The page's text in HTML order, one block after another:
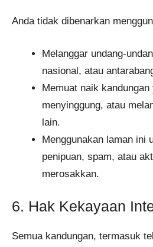
Anda tidak dibenarkan
Melanggar undang-
nasional, atau
Memuat naik
menyinggung, atau
lain.
Menggunakan laman ini
penipuan, spam, atau
merosakkan.
6. Hak Kekayaan
Semua kandungan, termasuk